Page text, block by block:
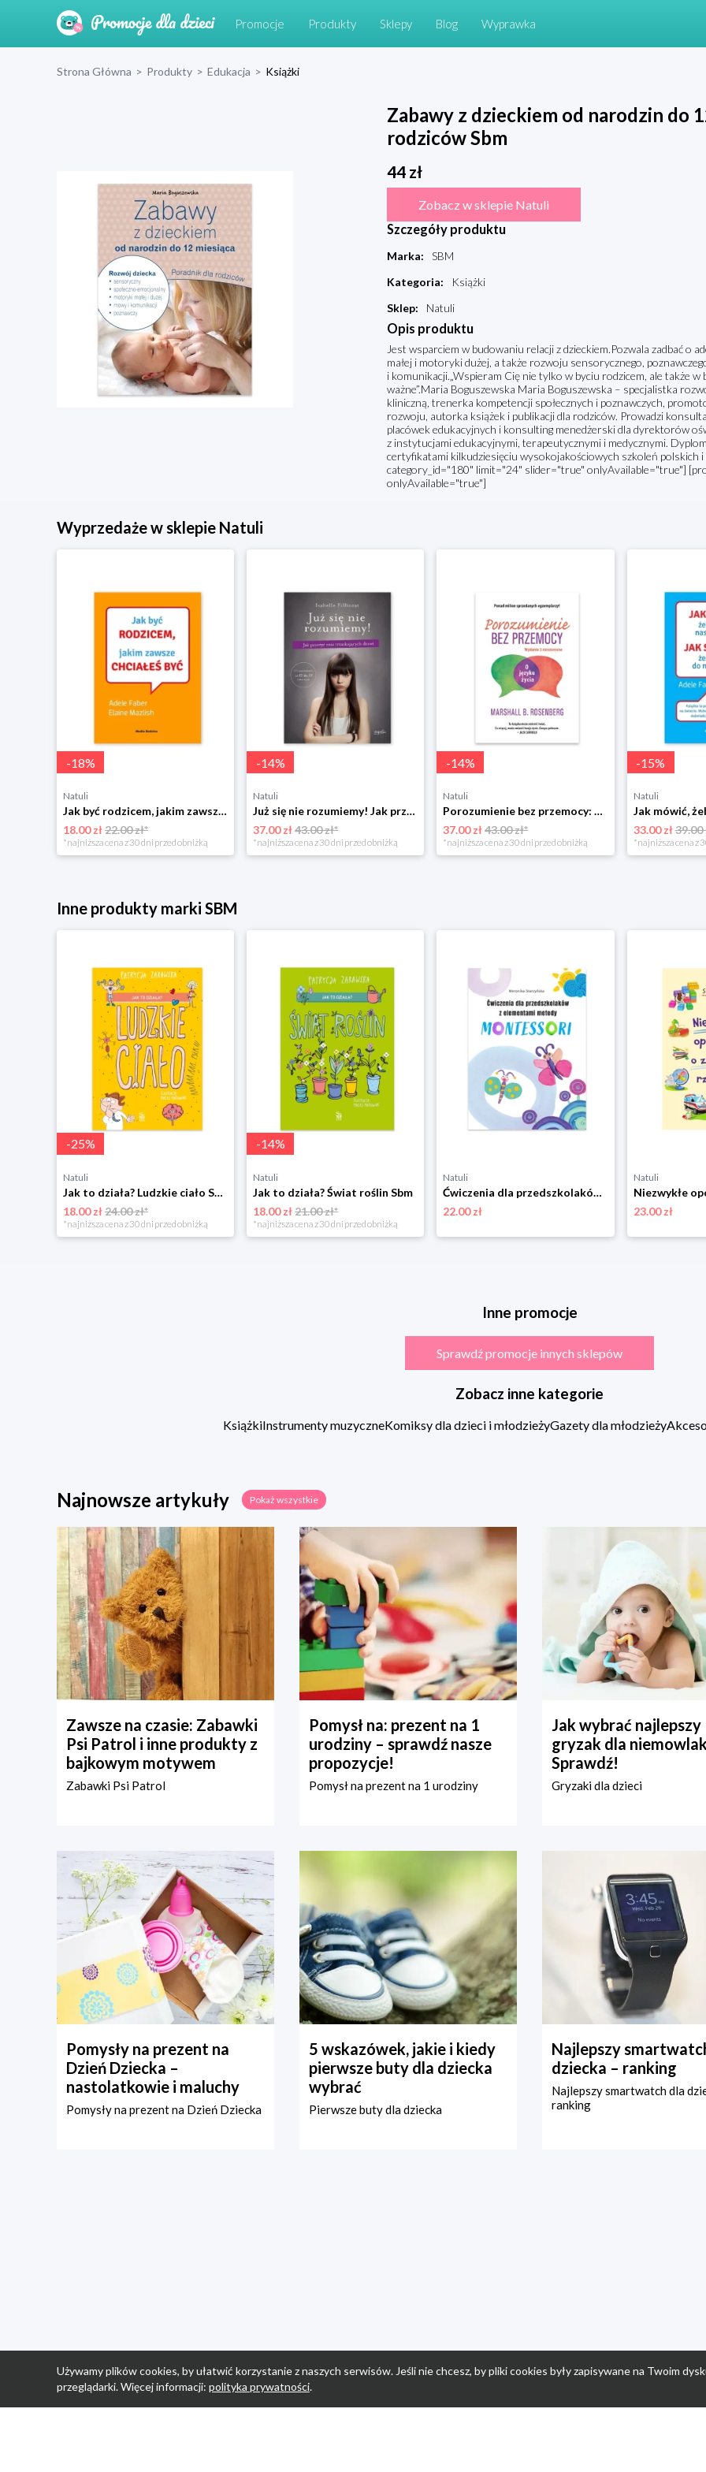
Promocje Produkty Sklepy Blog Wyprawka
Strona Główna > Produkty > Edukacja > Książki
Zabawy z dzieckiem od narodzin do
rodziców Sbm
44zł
Zobacz w sklepie Natuli
Szczegóły produktu
Marka:
SBM
Kategoria:
Książki
Sklep: Natuli
Opis produktu
Jest wsparciem w budowaniu relacji z dzieckiem.Pozwala zadbać
małej i motoryki dużej, a także rozwoju sensorycznego,
i komunikacji.„Wspieram Cię nie tylko w byciu rodzicem, ale także w
ważne”.Maria Boguszewska Maria Boguszewska – specjalistka
kliniczną, trenerka kompetencji społecznych i poznawczych,
rozwoju, autorka książek i publikacji dla rodziców. Prowadzi
placówek edukacyjnych i konsulting menedżerski dla dyrektorów
z instytucjami edukacyjnymi, terapeutycznymi i medycznymi.
certyfikatami kilkudziesięciu wysokojakościowych szkoleń polskich
category_id="180" limit="24" slider="true" onlyAvailable="true"]
onlyAvailable="true"]
Wyprzedaże w sklepie Natuli
-18%
Natuli
Jak być rodzicem, jakim zawsze chciałeś być Media rodzina
18.00 zł22.00 zł*
*najniższa cena z 30 dni przed obniżką
-14%
Natuli
Już się nie rozumiemy! Jak przeżyć czas trzaskających drzwi Esprit
37.00 zł43.00 zł*
*najniższa cena z 30 dni przed obniżką
-14%
Natuli
Porozumienie bez przemocy: o języku życia Czarna owca
37.00 zł43.00 zł*
*najniższa cena z 30 dni przed obniżką
-15%
Natuli
33.00 zł39.00
*najniższa cena z
Inne produkty marki SBM
-25%
Natuli
Jak to działa? Ludzkie ciało Sbm
18.00 zł24.00 zł*
*najniższa cena z 30 dni przed obniżką
-14%
Natuli
Jak to działa? Świat roślin Sbm
18.00 zł21.00 zł*
*najniższa cena z 30 dni przed obniżką
Natuli
Ćwiczenia dla przedszkolaków z elementami metody Montessori Sbm
22.00 zł
Natuli
23.00 zł
Inne promocje
Sprawdź promocje innych sklepów
Zobacz inne kategorie
KsiążkiInstrumenty muzyczneKomiksy dla dzieci i młodzieżyGazety dla młodzieży
Najnowsze artykuły Pokaż wszystkie
Zawsze na czasie: Zabawki
Psi Patrol i inne produkty z
bajkowym motywem
Zabawki Psi Patrol
Pomysł na: prezent na 1
urodziny – sprawdź nasze
propozycje!
Pomysł na prezent na 1 urodziny
Jak wybrać najlepszy
gryzak dla
Sprawdź!
Gryzaki dla dzieci
Pomysły na prezent na
Dzień Dziecka –
nastolatkowie i maluchy
Pomysły na prezent na Dzień Dziecka
5 wskazówek, jakie i kiedy
pierwsze buty dla dziecka
wybrać
Pierwsze buty dla dziecka
Najlepszy
dziecka – ranking
Najlepszy smartwatch dla
ranking
Używamy plików cookies, by ułatwić korzystanie z naszych serwisów. Jeśli nie chcesz, by pliki cookies były zapisywane na Twoim
przeglądarki. Więcej informacji: polityka prywatności.